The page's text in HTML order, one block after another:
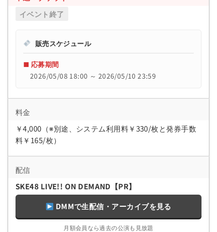
イベント終了
販売スケジュール
■ 応募期間
2026/05/08 18:00 ～ 2026/05/10 23:59
料金
￥4,000（※別途、システム利用料￥330/枚と発券手数
料￥165/枚）
配信
SKE48 LIVE!! ON DEMAND【PR】
DMMで生配信・アーカイブを見る
月額会員なら過去の公演も見放題